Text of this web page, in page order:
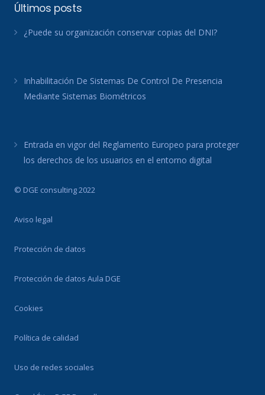
Últimos posts
¿Puede su organización conservar copias del DNI?
Inhabilitación De Sistemas De Control De Presencia
Mediante Sistemas Biométricos
Entrada en vigor del Reglamento Europeo para proteger
los derechos de los usuarios en el entorno digital
© DGE consulting 2022
Aviso legal
Protección de datos
Protección de datos Aula DGE
Cookies
Política de calidad
Uso de redes sociales